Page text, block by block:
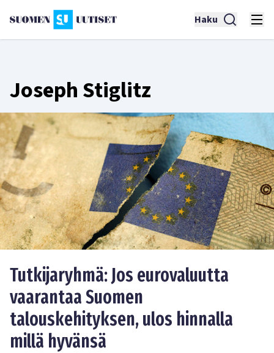
Haku
Joseph Stiglitz
Tutkijaryhmä: Jos eurovaluutta
vaarantaa Suomen
talouskehityksen, ulos hinnalla
millä hyvänsä